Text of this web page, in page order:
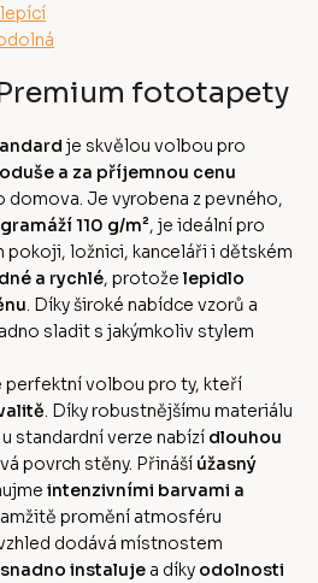
fototapety
je skvělou volbou pro
a za příjemnou cenu
Je vyrobena z pevného,
gramáží 110 g/m², je ideální pro
pokoji, ložnici, kanceláři i dětském
a rychlé, protože lepidlo
. Díky široké nabídce vzorů a
sladit s jakýmkoliv stylem
perfektní volbou pro ty, kteří
. Díky robustnějšímu materiálu
u standardní verze nabízí dlouhou
povrch stěny. Přináší úžasný
intenzivními barvami a
promění atmosféru
dodává místnostem
snadno instaluje a díky odolnosti